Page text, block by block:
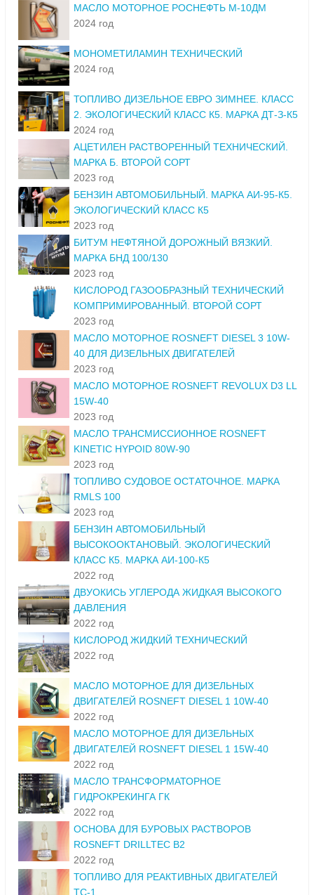
МАСЛО МОТОРНОЕ РОСНЕФТЬ М-10ДМ
2024 год
МОНОМЕТИЛАМИН ТЕХНИЧЕСКИЙ
2024 год
ТОПЛИВО ДИЗЕЛЬНОЕ ЕВРО ЗИМНЕЕ. КЛАСС
2. ЭКОЛОГИЧЕСКИЙ КЛАСС К5. МАРКА ДТ-З-К5
2024 год
АЦЕТИЛЕН РАСТВОРЕННЫЙ ТЕХНИЧЕСКИЙ.
МАРКА Б. ВТОРОЙ СОРТ
2023 год
БЕНЗИН АВТОМОБИЛЬНЫЙ. МАРКА АИ-95-К5.
ЭКОЛОГИЧЕСКИЙ КЛАСС К5
2023 год
БИТУМ НЕФТЯНОЙ ДОРОЖНЫЙ ВЯЗКИЙ.
МАРКА БНД 100/130
2023 год
КИСЛОРОД ГАЗООБРАЗНЫЙ ТЕХНИЧЕСКИЙ
КОМПРИМИРОВАННЫЙ. ВТОРОЙ СОРТ
2023 год
МАСЛО МОТОРНОЕ ROSNEFT DIESEL 3 10W-
40 ДЛЯ ДИЗЕЛЬНЫХ ДВИГАТЕЛЕЙ
2023 год
МАСЛО МОТОРНОЕ ROSNEFT REVOLUX D3 LL
15W-40
2023 год
МАСЛО ТРАНСМИССИОННОЕ ROSNEFT
KINETIC HYPOID 80W-90
2023 год
ТОПЛИВО СУДОВОЕ ОСТАТОЧНОЕ. МАРКА
RMLS 100
2023 год
БЕНЗИН АВТОМОБИЛЬНЫЙ
ВЫСОКООКТАНОВЫЙ. ЭКОЛОГИЧЕСКИЙ
КЛАСС К5. МАРКА АИ-100-К5
2022 год
ДВУОКИСЬ УГЛЕРОДА ЖИДКАЯ ВЫСОКОГО
ДАВЛЕНИЯ
2022 год
КИСЛОРОД ЖИДКИЙ ТЕХНИЧЕСКИЙ
2022 год
МАСЛО МОТОРНОЕ ДЛЯ ДИЗЕЛЬНЫХ
ДВИГАТЕЛЕЙ ROSNEFT DIESEL 1 10W-40
2022 год
МАСЛО МОТОРНОЕ ДЛЯ ДИЗЕЛЬНЫХ
ДВИГАТЕЛЕЙ ROSNEFT DIESEL 1 15W-40
2022 год
МАСЛО ТРАНСФОРМАТОРНОЕ
ГИДРОКРЕКИНГА ГК
2022 год
ОСНОВА ДЛЯ БУРОВЫХ РАСТВОРОВ
ROSNEFT DRILLTEC B2
2022 год
ТОПЛИВО ДЛЯ РЕАКТИВНЫХ ДВИГАТЕЛЕЙ
ТС-1